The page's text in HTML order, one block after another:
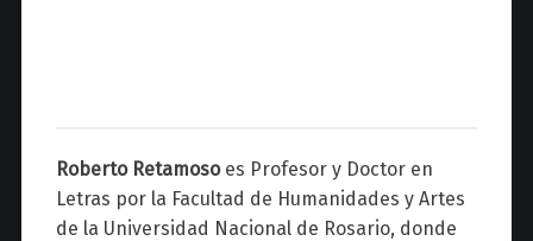
Roberto Retamosoes Profesor y Doctor en
Letras por la Facultad de Humanidades y Artes
de la Universidad Nacional de Rosario, donde